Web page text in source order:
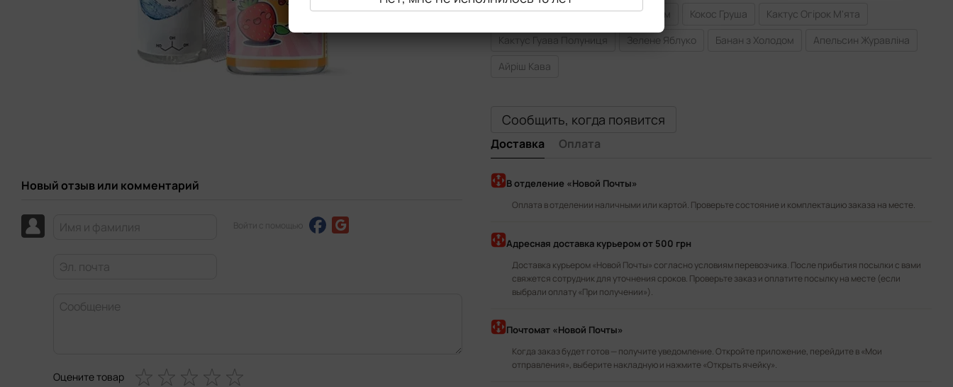
Новый отзыв или комментарий
Войти с помощью
Оцените товар
Розовий Лимонад
Кола з Лаймом Кокос Груша
Кактус Огірок М'ята
Кактус Гуава Полуниця
Зелене Яблуко Банан з Холодом
Апельсин Журавліна
Айріш Кава
Сообщить, когда появится
Доставка Оплата
В отделение «Новой Почты»
Оплата в отделении наличными или картой. Проверьте состояние и комплектацию заказа на месте.
Адресная доставка курьеромот 500 грн
Доставка курьером «Новой Почты» согласно условиям перевозчика. После прибытия посылки с вами
свяжется сотрудник для уточнения сроков. Проверьте заказ и оплатите посылку на месте (если
выбрали оплату «При получении»).
Почтомат «Новой Почты»
Когда заказ будет готов — получите уведомление. Откройте приложение, перейдите в «Мои
отправления», выберите накладную и нажмите «Открыть ячейку».